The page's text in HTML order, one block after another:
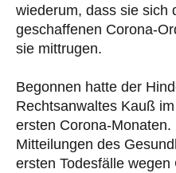
wiederum, dass sie sich
geschaffenen Corona-
sie mittrugen.
Begonnen hatte der
Rechtsanwaltes Kauß
ersten Corona-
Mitteilungen des
ersten Todesfälle wegen